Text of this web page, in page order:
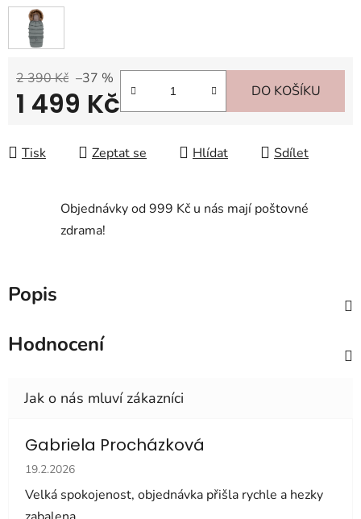
2 390 Kč –37 %
1 499 Kč DO KOŠÍKU
Tisk Zeptat se Hlídat Sdílet
Objednávky od 999 Kč u nás mají poštovné
zdrama!
Popis
Hodnocení
Gabriela Procházková
Hodnocení obchodu je 5 z 5 hvězdiček.
19.2.2026
Velká spokojenost, objednávka přišla rychle a hezky